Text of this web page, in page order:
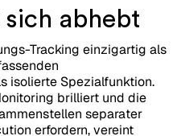
abhebt
Tracking einzigartig als
isolierte Spezialfunktion.
brilliert und die
separater
erfordern, vereint